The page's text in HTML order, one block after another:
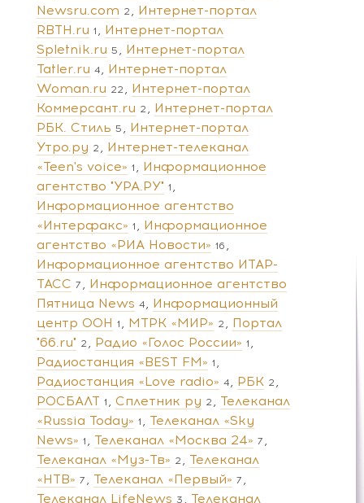
Newsru.com 2
Интернет-портал
RBTH.ru 1
Интернет-портал
Spletnik.ru 5
Интернет-портал
Tatler.ru 4
Интернет-портал
Woman.ru 22
Интернет-портал
Коммерсант.ru 2
Интернет-портал
РБК. Стиль 5
Интернет-портал
Утро.ру 2
Интернет-телеканал
«Teen's voice» 1
Информационное
агентство "УРА.РУ" 1
Информационное агентство
«Интерфакс» 1
Информационное
агентство «РИА Новости» 16
Информационное агентство ИТАР-
ТАСС 7
Информационное агентство
Пятница News 4
Информационный
центр ООН 1 МТРК «МИР» 2
Портал
"66.ru" 2 Радио «Голос России» 1
Радиостанция «BEST FM» 1
Радиостанция «Love radio» 4 РБК 2
РОСБАЛТ 1 Сплетник ру 2
Телеканал
«Russia Today» 1
Телеканал «Sky
News» 1 Телеканал «Москва 24» 7
Телеканал «Муз-Тв» 2
Телеканал
«НТВ» 7 Телеканал «Первый» 7
Телеканал LifeNews 3 Телеканал